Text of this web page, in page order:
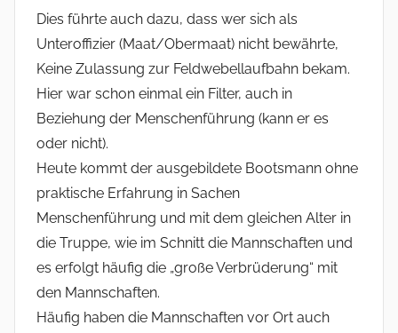
Dies führte auch dazu, dass wer sich als
Unteroffizier (Maat/Obermaat) nicht bewährte,
Keine Zulassung zur Feldwebellaufbahn bekam.
Hier war schon einmal ein Filter, auch in
Beziehung der Menschenführung (kann er es
oder nicht).
Heute kommt der ausgebildete Bootsmann ohne
praktische Erfahrung in Sachen
Menschenführung und mit dem gleichen Alter in
die Truppe, wie im Schnitt die Mannschaften und
es erfolgt häufig die „große Verbrüderung“ mit
den Mannschaften.
Häufig haben die Mannschaften vor Ort auch